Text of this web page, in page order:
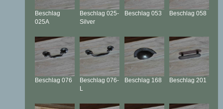
Beschlag
025A
Beschlag 025-
Silver
Beschlag 053 Beschlag 058
Beschlag 076 Beschlag 076-
L
Beschlag 168 Beschlag 201